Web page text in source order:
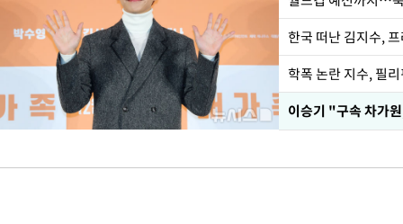
한국 떠난 김지수,
학폭 논란 지수, 필
이승기 "구속 차가